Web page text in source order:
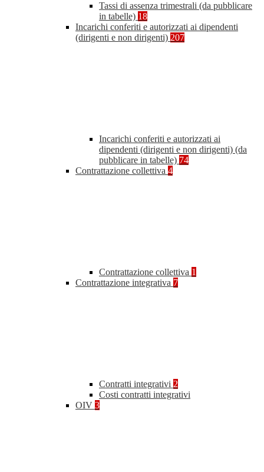
Tassi di assenza trimestrali (da pubblicare
in tabelle) 18
Incarichi conferiti e autorizzati ai dipendenti
(dirigenti e non dirigenti) 207
Incarichi conferiti e autorizzati ai
dipendenti (dirigenti e non dirigenti) (da
pubblicare in tabelle) 74
Contrattazione collettiva 4
Contrattazione collettiva 1
Contrattazione integrativa 7
Contratti integrativi 2
Costi contratti integrativi
OIV 3